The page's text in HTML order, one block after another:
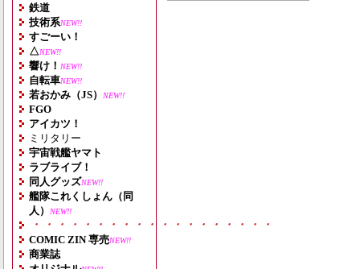
鉄道
技術系NEW!!
すごーい！
△NEW!!
響け！ NEW!!
自転車NEW!!
若おかみ（JS） NEW!!
FGO
アイカツ！
ミリタリー
宇宙戦艦ヤマト
ラブライブ！
同人グッズNEW!!
艦隊これくしょん（同
人）
NEW!!
・・・・・・・・・・・・・・・・・・・
COMIC ZIN 専売NEW!!
商業誌